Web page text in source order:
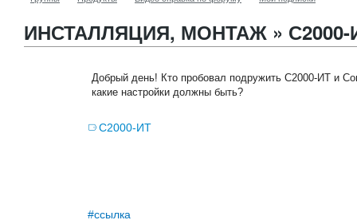
ИНСТАЛЛЯЦИЯ, МОНТАЖ »
Добрый день! Кто пробовал подружить С2000-ИТ и
какие настройки должны быть?
С2000-ИТ
#ссылка